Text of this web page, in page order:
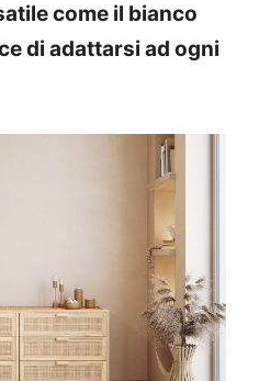
come il bianco
di adattarsi ad ogni